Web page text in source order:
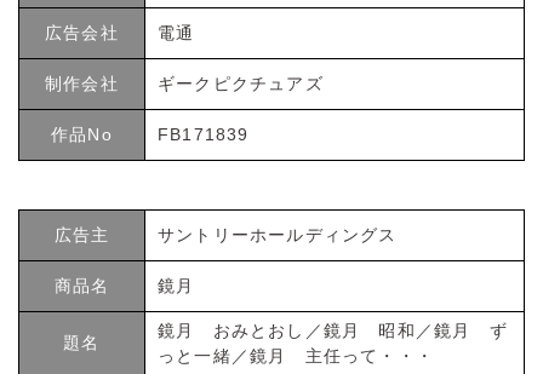
広告会社 電通
制作会社 ギークピクチュアズ
作品No FB171839
広告主 サントリーホールディングス
商品名 鏡月
題名
鏡月 おみとおし／鏡月 昭和／鏡月 ず
っと一緒／鏡月 主任って・・・